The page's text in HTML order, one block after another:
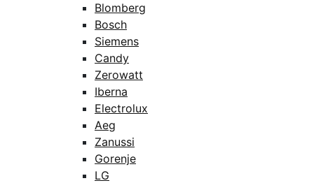
Blomberg
Bosch
Siemens
Candy
Zerowatt
Iberna
Electrolux
Aeg
Zanussi
Gorenje
LG